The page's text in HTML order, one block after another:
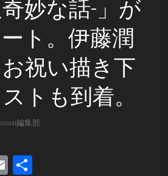
妙な話-」が
ト。伊藤潤
祝い描き下
トも到着。
編集部
Email